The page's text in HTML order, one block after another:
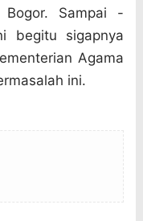
Bogor. Sampai -
begitu sigapnya
Agama
ini.